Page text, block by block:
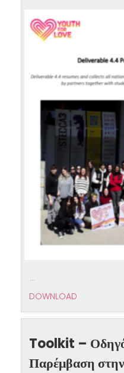
...
DOWNLOAD
Toolkit –
Παρέμβαση